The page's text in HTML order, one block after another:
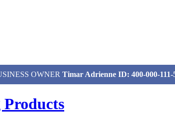
OWNER Timar Adrienne ID: 400-000-111-
Products